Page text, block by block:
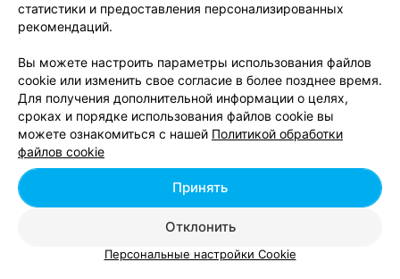
Салоны красоты у метро Фрунзенская
Добавить компанию
Добавить специалиста
статистики и предоставления персонализированных
рекомендаций.
Вы можете настроить параметры использования файлов
cookie или изменить свое согласие в более позднее время.
Для получения дополнительной информации о целях,
сроках и порядке использования файлов cookie вы
можете ознакомиться с нашей Политикой обработки
файлов cookie
Отклонить
Принять
Персональные настройки Cookie